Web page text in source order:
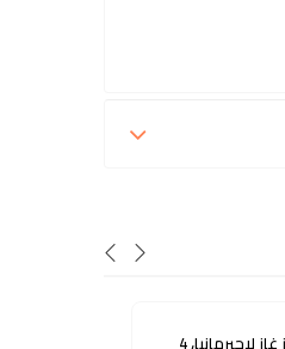
بوتجاز غاز لاجيرمانيا، 4